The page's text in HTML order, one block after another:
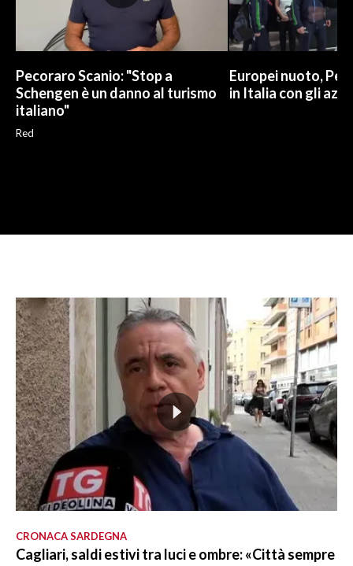
Pecoraro Scanio: "Stop a
Schengen è un danno al turismo
italiano"
Red
Europei nuoto,
in Italia con gli
CRONACA SARDEGNA
Cagliari, saldi estivi tra luci e ombre: «Città sempre